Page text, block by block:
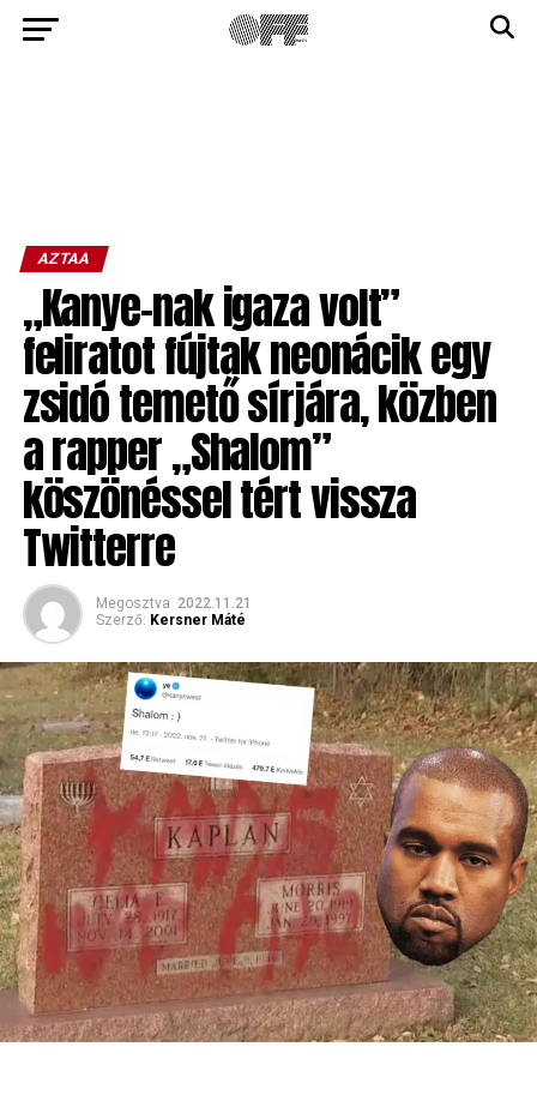
AZTAA
„Kanye-nak igaza volt”
feliratot fújtak neonácik egy
zsidó temető sírjára, közben
a rapper „Shalom”
köszönéssel tért vissza
Twitterre
Megosztva 2022.11.21
Szerző: Kersner Máté